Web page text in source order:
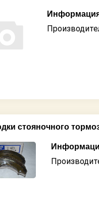
стояночного